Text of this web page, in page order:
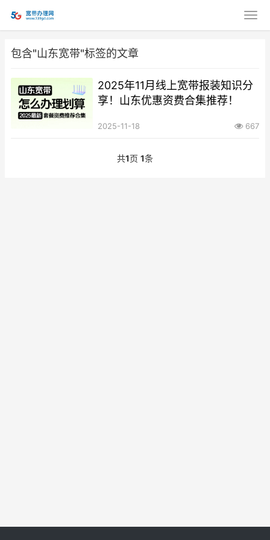
包含"山东宽带"标签的文章
2025年11月线上宽带报装知识分
享！山东优惠资费合集推荐！
2025-11-18 667
共1页 1条